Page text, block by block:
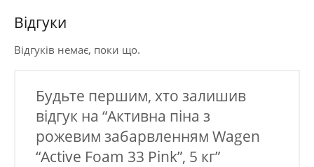
Відгуки
Відгуків немає, поки що.
Будьте першим, хто залишив
відгук на “Активна піна з
рожевим забарвленням Wagen
“Active Foam 33 Pink”, 5 кг”